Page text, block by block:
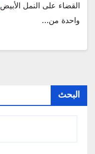
القضاء على النمل الأبيض
واحدة من…
البحث